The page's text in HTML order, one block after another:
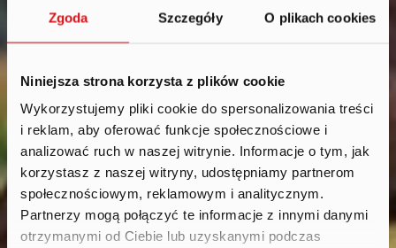
Zgoda Szczegóły O plikach cookies
Niniejsza strona korzysta z plików cookie
Wykorzystujemy pliki cookie do spersonalizowania treści
i reklam, aby oferować funkcje społecznościowe i
analizować ruch w naszej witrynie. Informacje o tym, jak
korzystasz z naszej witryny, udostępniamy partnerom
społecznościowym, reklamowym i analitycznym.
Partnerzy mogą połączyć te informacje z innymi danymi
otrzymanymi od Ciebie lub uzyskanymi podczas
Aktualności.
2019